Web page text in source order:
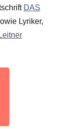
DAS
Lyriker,